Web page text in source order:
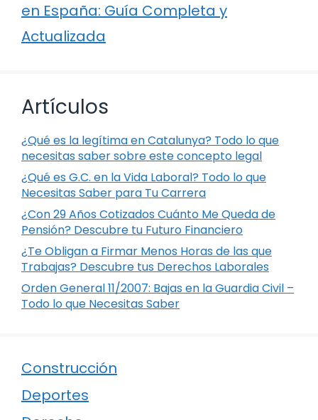
en España: Guía Completa y
Actualizada
Artículos
¿Qué es la legítima en Catalunya? Todo lo que
necesitas saber sobre este concepto legal
¿Qué es G.C. en la Vida Laboral? Todo lo que
Necesitas Saber para Tu Carrera
¿Con 29 Años Cotizados Cuánto Me Queda de
Pensión? Descubre tu Futuro Financiero
¿Te Obligan a Firmar Menos Horas de las que
Trabajas? Descubre tus Derechos Laborales
Orden General 11/2007: Bajas en la Guardia Civil –
Todo lo que Necesitas Saber
Construcción
Deportes